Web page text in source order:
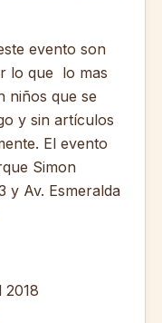
evento son
lo que lo mas
niños que se
y sin artículos
El evento
Simon
y Av. Esmeralda
2018